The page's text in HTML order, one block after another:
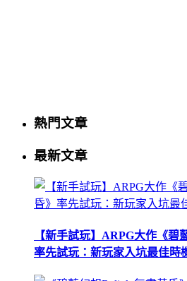
熱門文章
最新文章
【新手試玩】ARPG大作《碧
率先試玩：新玩家入坑最佳時